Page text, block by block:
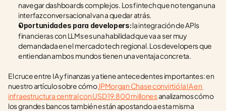
navegar dashboards complejos. Los fintech que no tengan una
interfaz conversacional van a quedar atrás.
Oportunidades para developers: la integración de APIs
financieras con LLMs es una habilidad que va a ser muy
demandada en el mercado tech regional. Los developers que
entiendan ambos mundos tienen una ventaja concreta.
El cruce entre IA y finanzas ya tiene antecedentes importantes: en
nuestro artículo sobre cómo JPMorgan Chase convirtió la IA en
infraestructura central con USD 19.800 millones analizamos cómo
los grandes bancos también están apostando a esta misma